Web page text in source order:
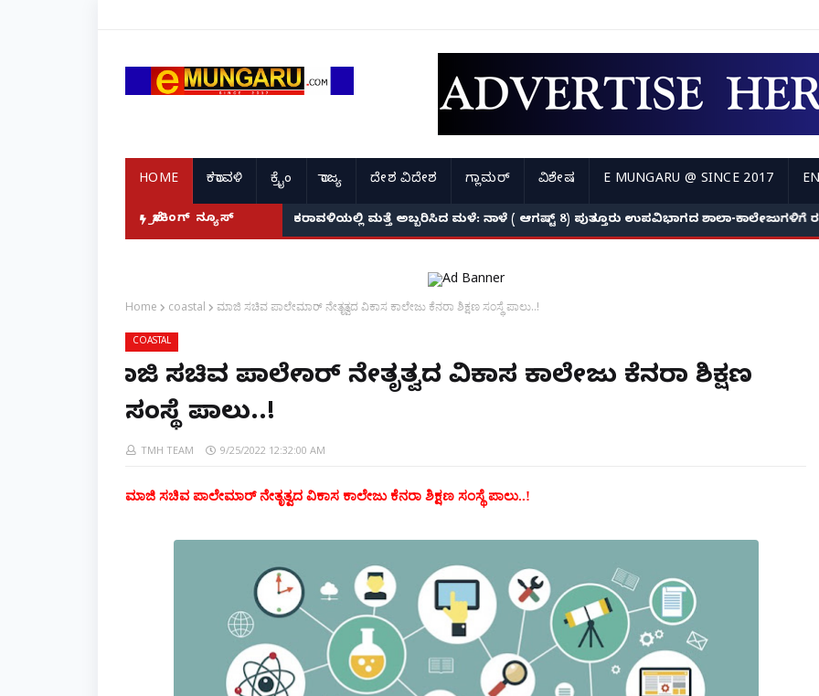
HOME ಕರಾವಳಿ ಕ್ರೈಂ ರಾಜ್ಯ ದೇಶ ವಿದೇಶ ಗ್ಲಾಮರ್ ವಿಶೇಷ E MUNGARU @ SINCE 2017
ಬ್ರೇಕಿಂಗ್ ನ್ಯೂಸ್ ಕರಾವಳಿಯಲ್ಲಿ ಮತ್ತೆ ಅಬ್ಬರಿಸಿದ ಮಳೆ: ನಾಳೆ ( ಆಗಷ್ಟ್ 8) ಪುತ್ತೂರು ಉಪವಿಭಾಗದ ಶಾಲಾ-
Home coastal ಮಾಜಿ ಸಚಿವ ಪಾಲೇಮಾರ್‌ ನೇತೃತ್ವದ ವಿಕಾಸ ಕಾಲೇಜು ಕೆನರಾ ಶಿಕ್ಷಣ ಸಂಸ್ಥೆ ಪಾಲು..!
COASTAL
ಮಾಜಿ ಸಚಿವ ಪಾಲೇಮಾರ್‌ ನೇತೃತ್ವದ ವಿಕಾಸ ಕಾಲೇಜು ಕೆನರಾ ಶಿಕ್ಷಣ
ಸಂಸ್ಥೆ ಪಾಲು..!
TMH TEAM 9/25/2022 12:32:00 AM
ಮಾಜಿ ಸಚಿವ ಪಾಲೇಮಾರ್‌ ನೇತೃತ್ವದ ವಿಕಾಸ ಕಾಲೇಜು ಕೆನರಾ ಶಿಕ್ಷಣ ಸಂಸ್ಥೆ ಪಾಲು..!